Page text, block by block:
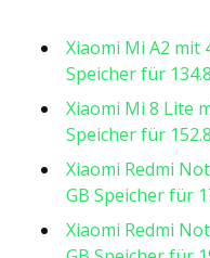
Xiaomi Mi A2 mit
Speicher für
Xiaomi Mi 8 Lite
Speicher für
Xiaomi Redmi
GB Speicher für
Xiaomi Redmi